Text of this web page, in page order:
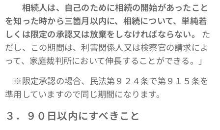
相続人は、自己のために相続の開始があったこと
を知った時から三箇月以内に、相続について、単純若
しくは限定の承認又は放棄をしなければならない。
た
だし、この期間は、利害関係人又は検察官の請求によ
って、家庭裁判所において伸長することができる。」
※限定承認の場合、民法第９２４条で第９１５条を
準用していますので同じ期間になります。
３．９０日以内にすべきこと